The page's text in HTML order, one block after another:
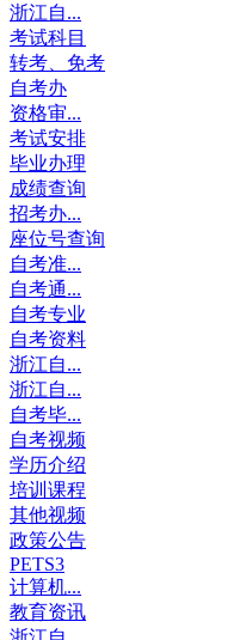
浙江自...
考试科目
转考、免考
自考办
资格审...
考试安排
毕业办理
成绩查询
招考办...
座位号查询
自考准...
自考通...
自考专业
自考资料
浙江自...
浙江自...
自考毕...
自考视频
学历介绍
培训课程
其他视频
政策公告
PETS3
计算机...
教育资讯